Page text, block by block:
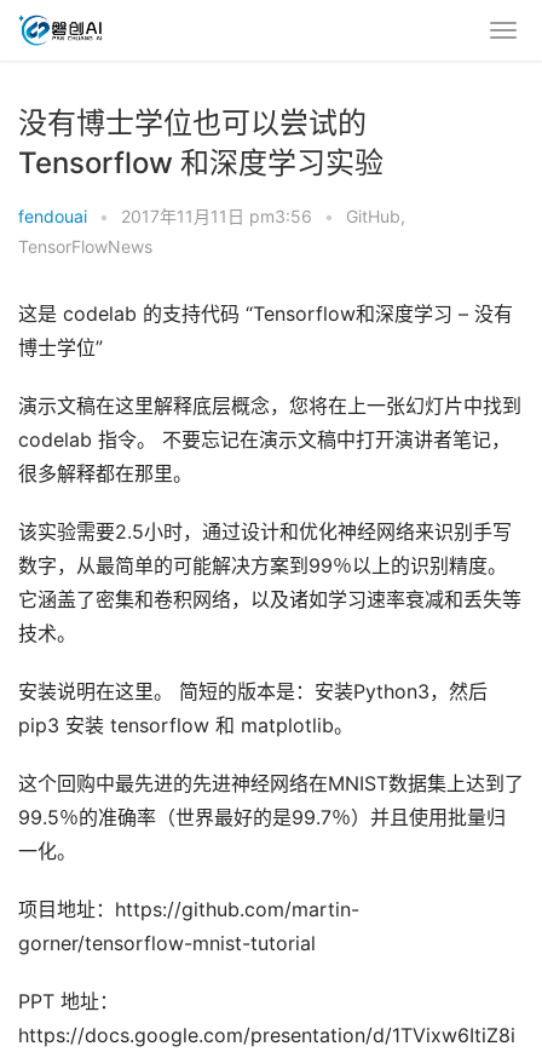
没有博士学位也可以尝试的
Tensorflow 和深度学习实验
fendouai • 2017年11月11日 pm3:56 • GitHub,
TensorFlowNews
这是 codelab 的支持代码 “Tensorflow和深度学习 – 没有
博士学位”
演示文稿在这里解释底层概念，您将在上一张幻灯片中找到
codelab 指令。 不要忘记在演示文稿中打开演讲者笔记，
很多解释都在那里。
该实验需要2.5小时，通过设计和优化神经网络来识别手写
数字，从最简单的可能解决方案到99％以上的识别精度。
它涵盖了密集和卷积网络，以及诸如学习速率衰减和丢失等
技术。
安装说明在这里。 简短的版本是：安装Python3，然后
pip3 安装 tensorflow 和 matplotlib。
这个回购中最先进的先进神经网络在MNIST数据集上达到了
99.5％的准确率（世界最好的是99.7％）并且使用批量归
一化。
项目地址：https://github.com/martin-
gorner/tensorflow-mnist-tutorial
PPT 地址：
https://docs.google.com/presentation/d/1TVixw6ItiZ8i